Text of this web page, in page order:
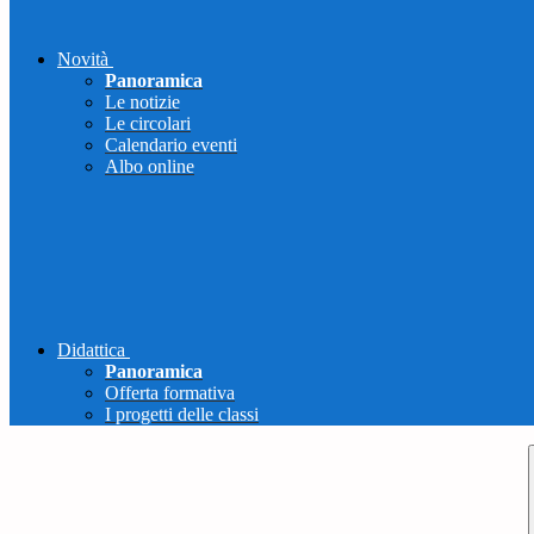
Novità
Panoramica
Le notizie
Le circolari
Calendario eventi
Albo online
Didattica
Panoramica
Offerta formativa
I progetti delle classi